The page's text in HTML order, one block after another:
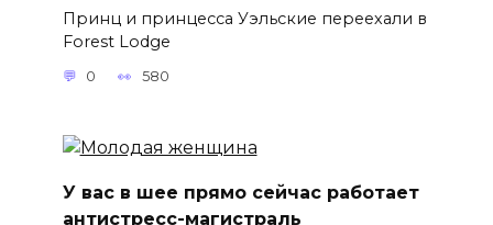
Принц и принцесса Уэльские переехали в
Forest Lodge
0 580
У вас в шее прямо сейчас работает
антистресс-магистраль